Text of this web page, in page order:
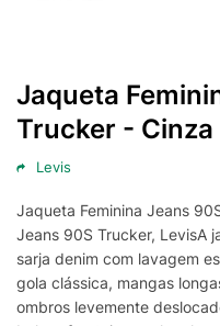
Jaqueta
Trucker - Cinza
Levis
Jaqueta Feminina Jeans
Jeans 90S Trucker, LevisA
sarja denim com lavagem
gola clássica, mangas
ombros levemente